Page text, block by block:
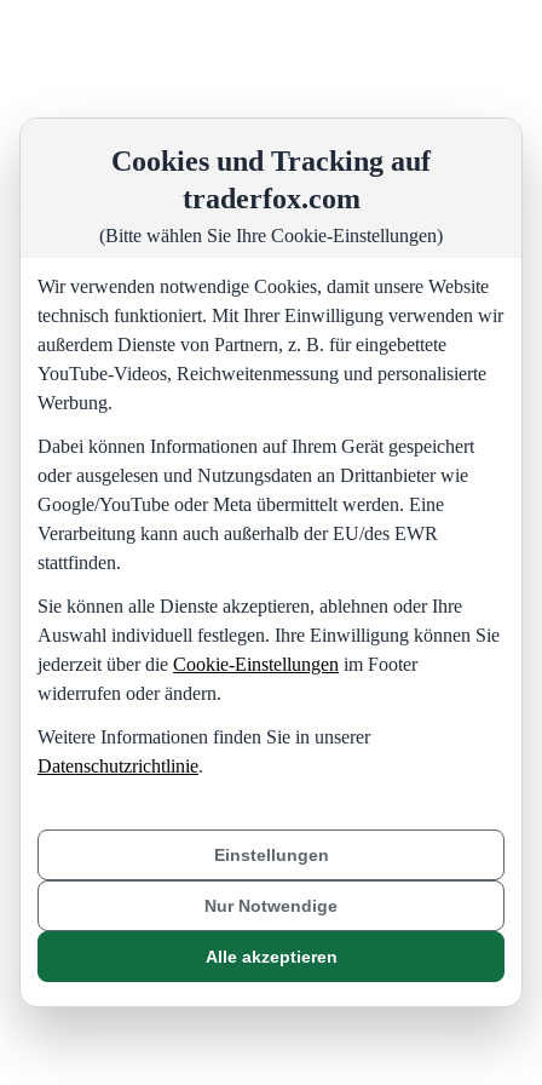
Cookies und Tracking auf
traderfox.com
(Bitte wählen Sie Ihre Cookie-Einstellungen)
Wir verwenden notwendige Cookies, damit unsere Website
technisch funktioniert. Mit Ihrer Einwilligung verwenden wir
außerdem Dienste von Partnern, z. B. für eingebettete
YouTube-Videos, Reichweitenmessung und personalisierte
Werbung.
Dabei können Informationen auf Ihrem Gerät gespeichert
oder ausgelesen und Nutzungsdaten an Drittanbieter wie
Google/YouTube oder Meta übermittelt werden. Eine
Verarbeitung kann auch außerhalb der EU/des EWR
stattfinden.
Sie können alle Dienste akzeptieren, ablehnen oder Ihre
Auswahl individuell festlegen. Ihre Einwilligung können Sie
jederzeit über die Cookie-Einstellungen im Footer
widerrufen oder ändern.
Weitere Informationen finden Sie in unserer
Datenschutzrichtlinie.
Einstellungen
Nur Notwendige
Alle akzeptieren